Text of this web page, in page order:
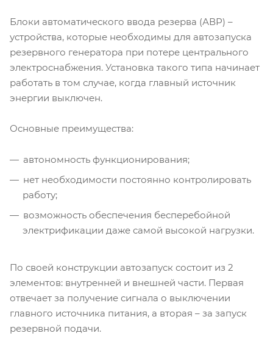
Блоки автоматического ввода резерва (АВР) –
устройства, которые необходимы для автозапуска
резервного генератора при потере центрального
электроснабжения. Установка такого типа начинает
работать в том случае, когда главный источник
энергии выключен.
Основные преимущества:
автономность функционирования;
нет необходимости постоянно контролировать
работу;
возможность обеспечения бесперебойной
электрификации даже самой высокой нагрузки.
По своей конструкции автозапуск состоит из 2
элементов: внутренней и внешней части. Первая
отвечает за получение сигнала о выключении
главного источника питания, а вторая – за запуск
резервной подачи.